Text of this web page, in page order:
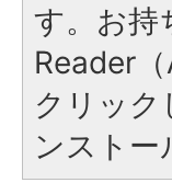
す。お持
Reader
クリッ
ンストー